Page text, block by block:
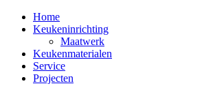
Home
Keukeninrichting
Maatwerk
Keukenmaterialen
Service
Projecten